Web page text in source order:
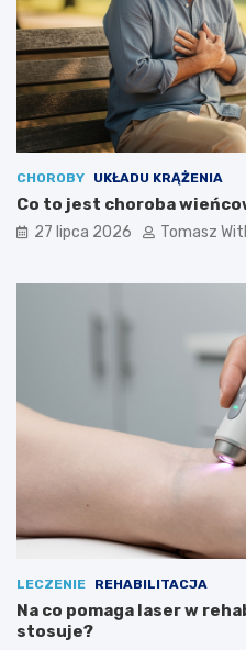
CHOROBY UKŁADU KRĄŻENIA
Co to jest choroba
27 lipca 2026 Tomasz
LECZENIE REHABILITACJA
Na co pomaga laser w
stosuje?